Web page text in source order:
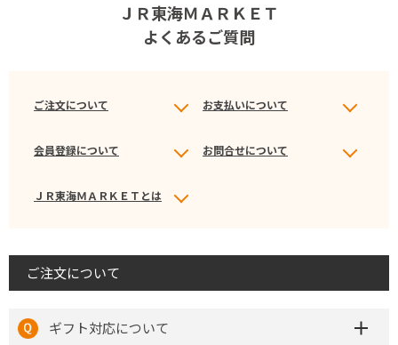
ＪＲ東海ＭＡＲＫＥＴ
よくあるご質問
ご注文について お支払いについて
会員登録について お問合せについて
ＪＲ東海ＭＡＲＫＥＴとは
ご注文について
ギフト対応について